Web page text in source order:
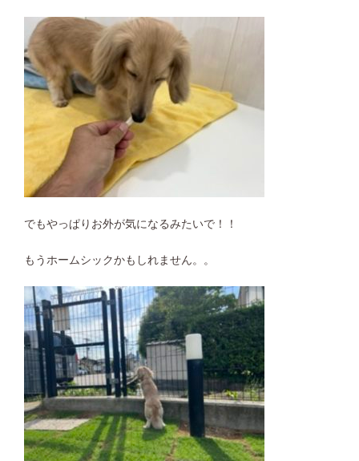
でもやっぱりお外が気になるみたいで！！
もうホームシックかもしれません。。